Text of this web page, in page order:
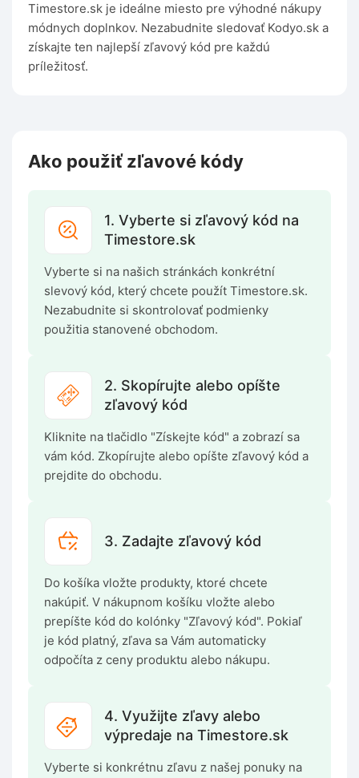
Timestore.sk je ideálne miesto pre výhodné nákupy
módnych doplnkov. Nezabudnite sledovať Kodyo.sk a
získajte ten najlepší zľavový kód pre každú
príležitosť.
Ako použiť zľavové kódy
1. Vyberte si zľavový kód na
Timestore.sk
Vyberte si na našich stránkách konkrétní
slevový kód, který chcete použít Timestore.sk.
Nezabudnite si skontrolovať podmienky
použitia stanovené obchodom.
2. Skopírujte alebo opíšte
zľavový kód
Kliknite na tlačidlo "Získejte kód" a zobrazí sa
vám kód. Zkopírujte alebo opíšte zľavový kód a
prejdite do obchodu.
3. Zadajte zľavový kód
Do košíka vložte produkty, ktoré chcete
nakúpiť. V nákupnom košíku vložte alebo
prepíšte kód do kolónky "Zľavový kód". Pokiaľ
je kód platný, zľava sa Vám automaticky
odpočíta z ceny produktu alebo nákupu.
4. Využijte zľavy alebo
výpredaje na Timestore.sk
Vyberte si konkrétnu zľavu z našej ponuky na